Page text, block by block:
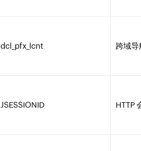
dcl_pfx_lcnt 跨域导
JSESSIONID HTTP